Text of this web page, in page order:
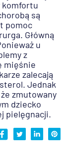
komfortu
są
pomoc
Główną
u
z
mięśnie
zalecają
Jednak
zmutowany
dziecko
pielęgnacji.